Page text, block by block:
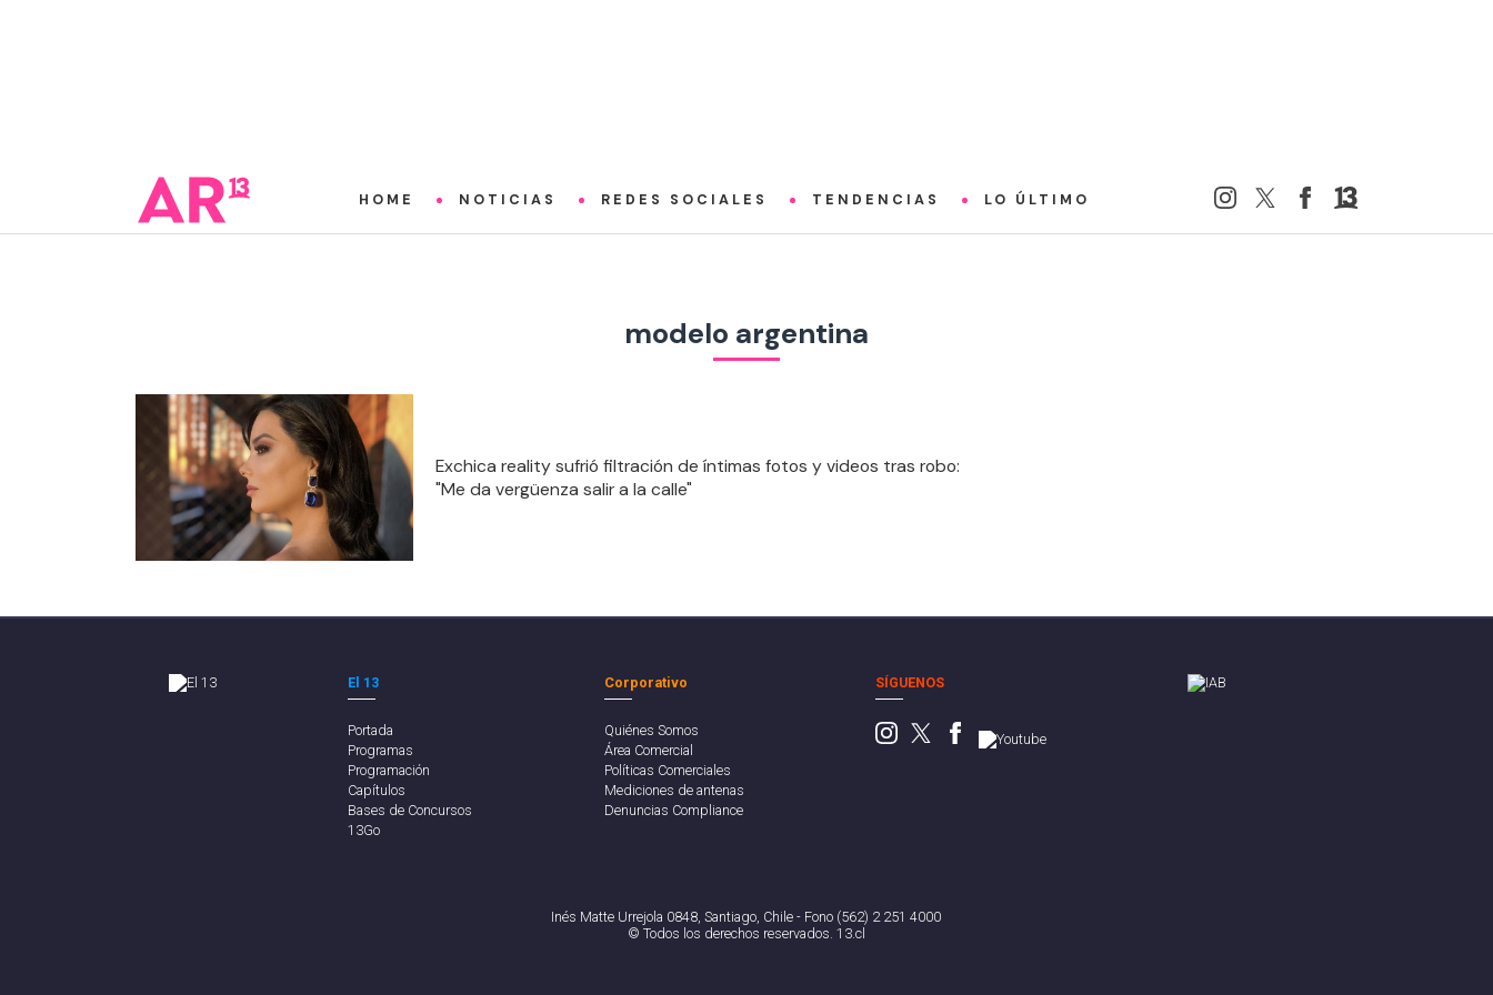
HOME NOTICIAS REDES SOCIALES TENDENCIAS LO ÚLTIMO
modelo argentina
Exchica reality sufrió filtración de íntimas fotos y videos tras robo:
"Me da vergüenza salir a la calle"
El 13
Portada
Programas
Programación
Capítulos
Bases de Concursos
13Go
Corporativo
Quiénes Somos
Área Comercial
Políticas Comerciales
Mediciones de antenas
Denuncias Compliance
SÍGUENOS
Inés Matte Urrejola 0848, Santiago, Chile - Fono (562) 2 251 4000
© Todos los derechos reservados. 13.cl